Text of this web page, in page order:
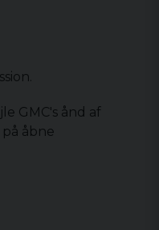
GMC's ånd af
åbne